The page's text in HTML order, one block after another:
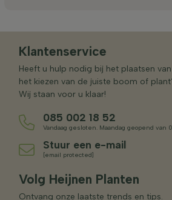
Klantenservice
Heeft u hulp nodig bij het plaatsen
het kiezen van de juiste boom of
Wij staan voor u klaar!
085 002 18 52
Vandaag gesloten. Maandag geopend van
Stuur een e-mail
[email protected]
Volg Heijnen Planten
Ontvang onze laatste trends en tips.